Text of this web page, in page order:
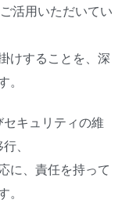
活用いただいてい
けすることを、深
キュリティの維
、
に、責任を持って